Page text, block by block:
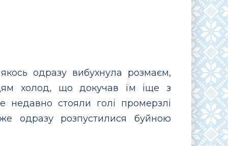
одразу вибухнула розмаєм,
холод, що докучав їм іще з
недавно стояли голі промерзлі
одразу розпустилися буйною